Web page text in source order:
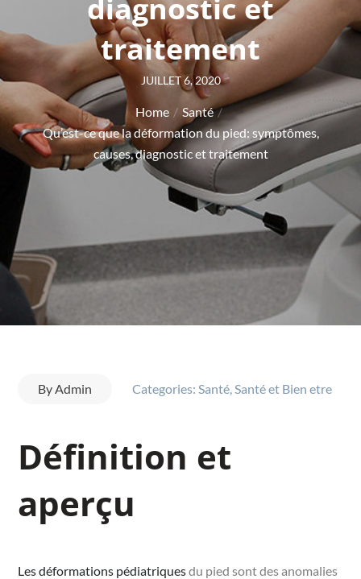
diagnostic et
traitement
Posted
on
JUILLET 6, 2020
Home
Santé
Qu’est-ce que la déformation du pied: symptômes,
causes, diagnostic et traitement
ByAdmin Categories:Santé,Santé et Bien etre
Définition et
aperçu
Les déformations pédiatriquesdu pied sont des anomalies